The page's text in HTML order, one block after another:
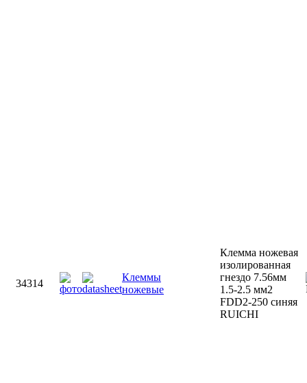
34314
Клеммы
ножевые
Клемма ножевая
изолированная
гнездо 7.56мм
1.5-2.5 мм2
FDD2-250 синяя
RUICHI